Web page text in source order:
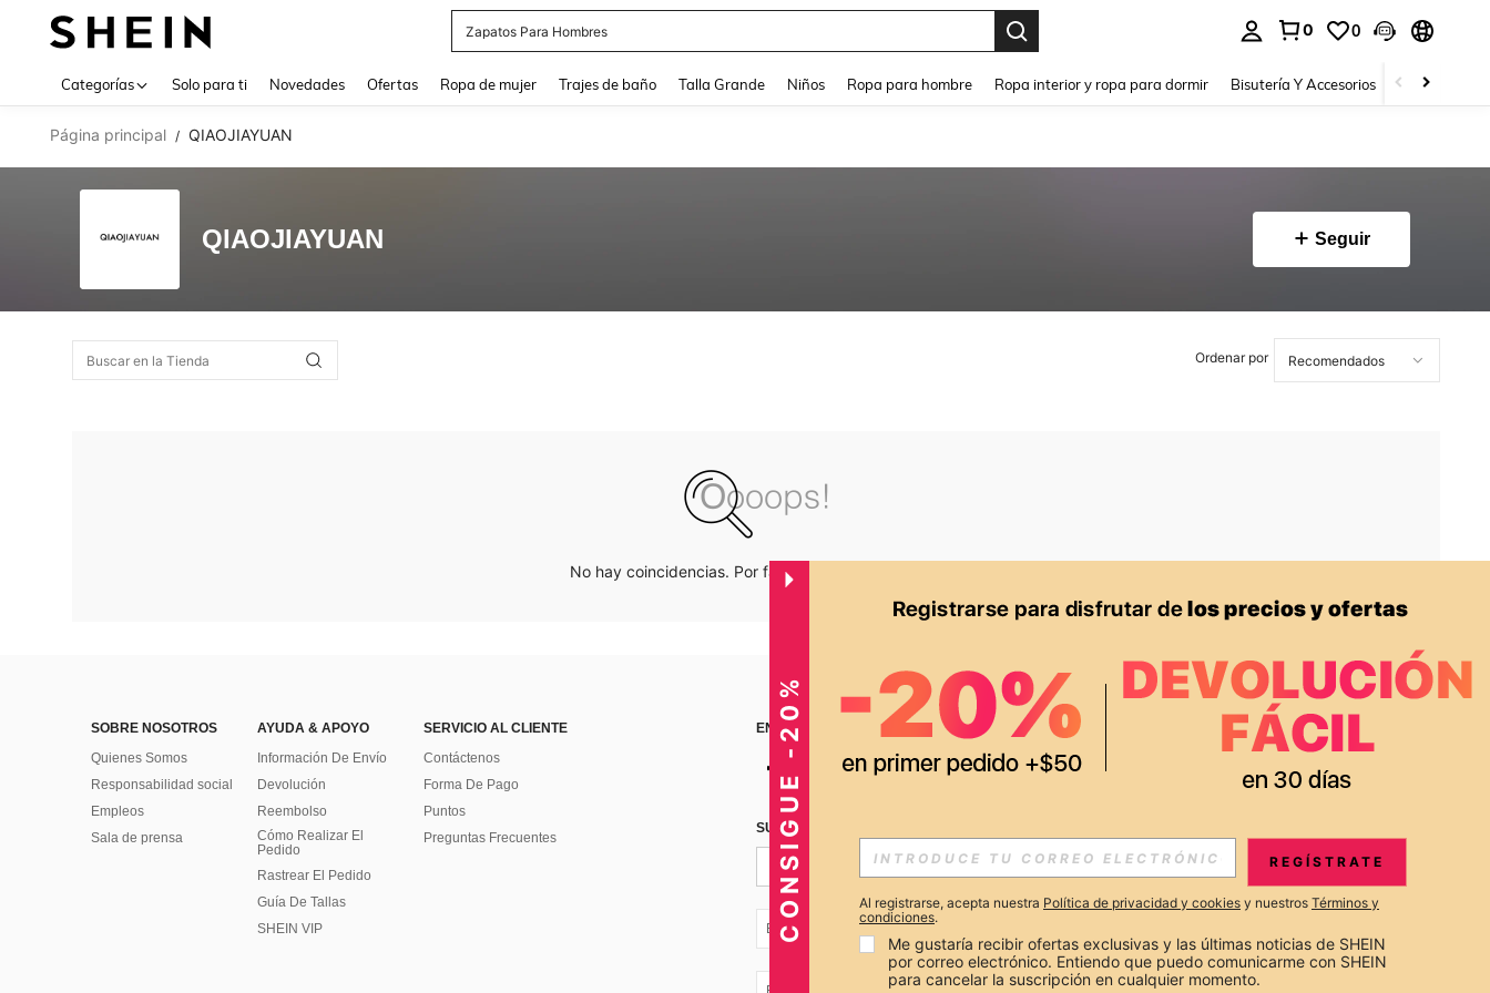
Zapatos Para Hombres
0 0
Categorías Solo para ti Novedades Ofertas Ropa de mujer Trajes de baño Talla Grande Niños Ropa para hombre Ropa interior y ropa para dormir Bisutería Y Accesorios Zapatos
Página principal / QIAOJIAYUAN
QIAOJIAYUAN Seguir
Ordenar por
No hay coincidencias. Por favor inténtalo de nuevo.
SOBRE NOSOTROS
Quienes Somos
Responsabilidad social
Empleos
Sala de prensa
AYUDA & APOYO
Información De Envío
Devolución
Reembolso
Cómo Realizar El
Pedido
Rastrear El Pedido
Guía De Tallas
SHEIN VIP
SERVICIO AL CLIENTE
Contáctenos
Forma De Pago
Puntos
Preguntas Frecuentes
ENCUÉNTRANOS EN APP
SUSCRÍBETE PARA RECIBIR OFERTAS EXCLUSIVAS, PROMOCIONES Y NOTICIAS DE SHEIN
Suscribir
EC + 593
CONSIGUE -20% REGÍSTRATE
Al registrarse, acepta nuestra Política de privacidad y cookies y nuestros Términos y
condiciones.
Me gustaría recibir ofertas exclusivas y las últimas noticias de SHEIN
por correo electrónico. Entiendo que puedo comunicarme con SHEIN
para cancelar la suscripción en cualquier momento.